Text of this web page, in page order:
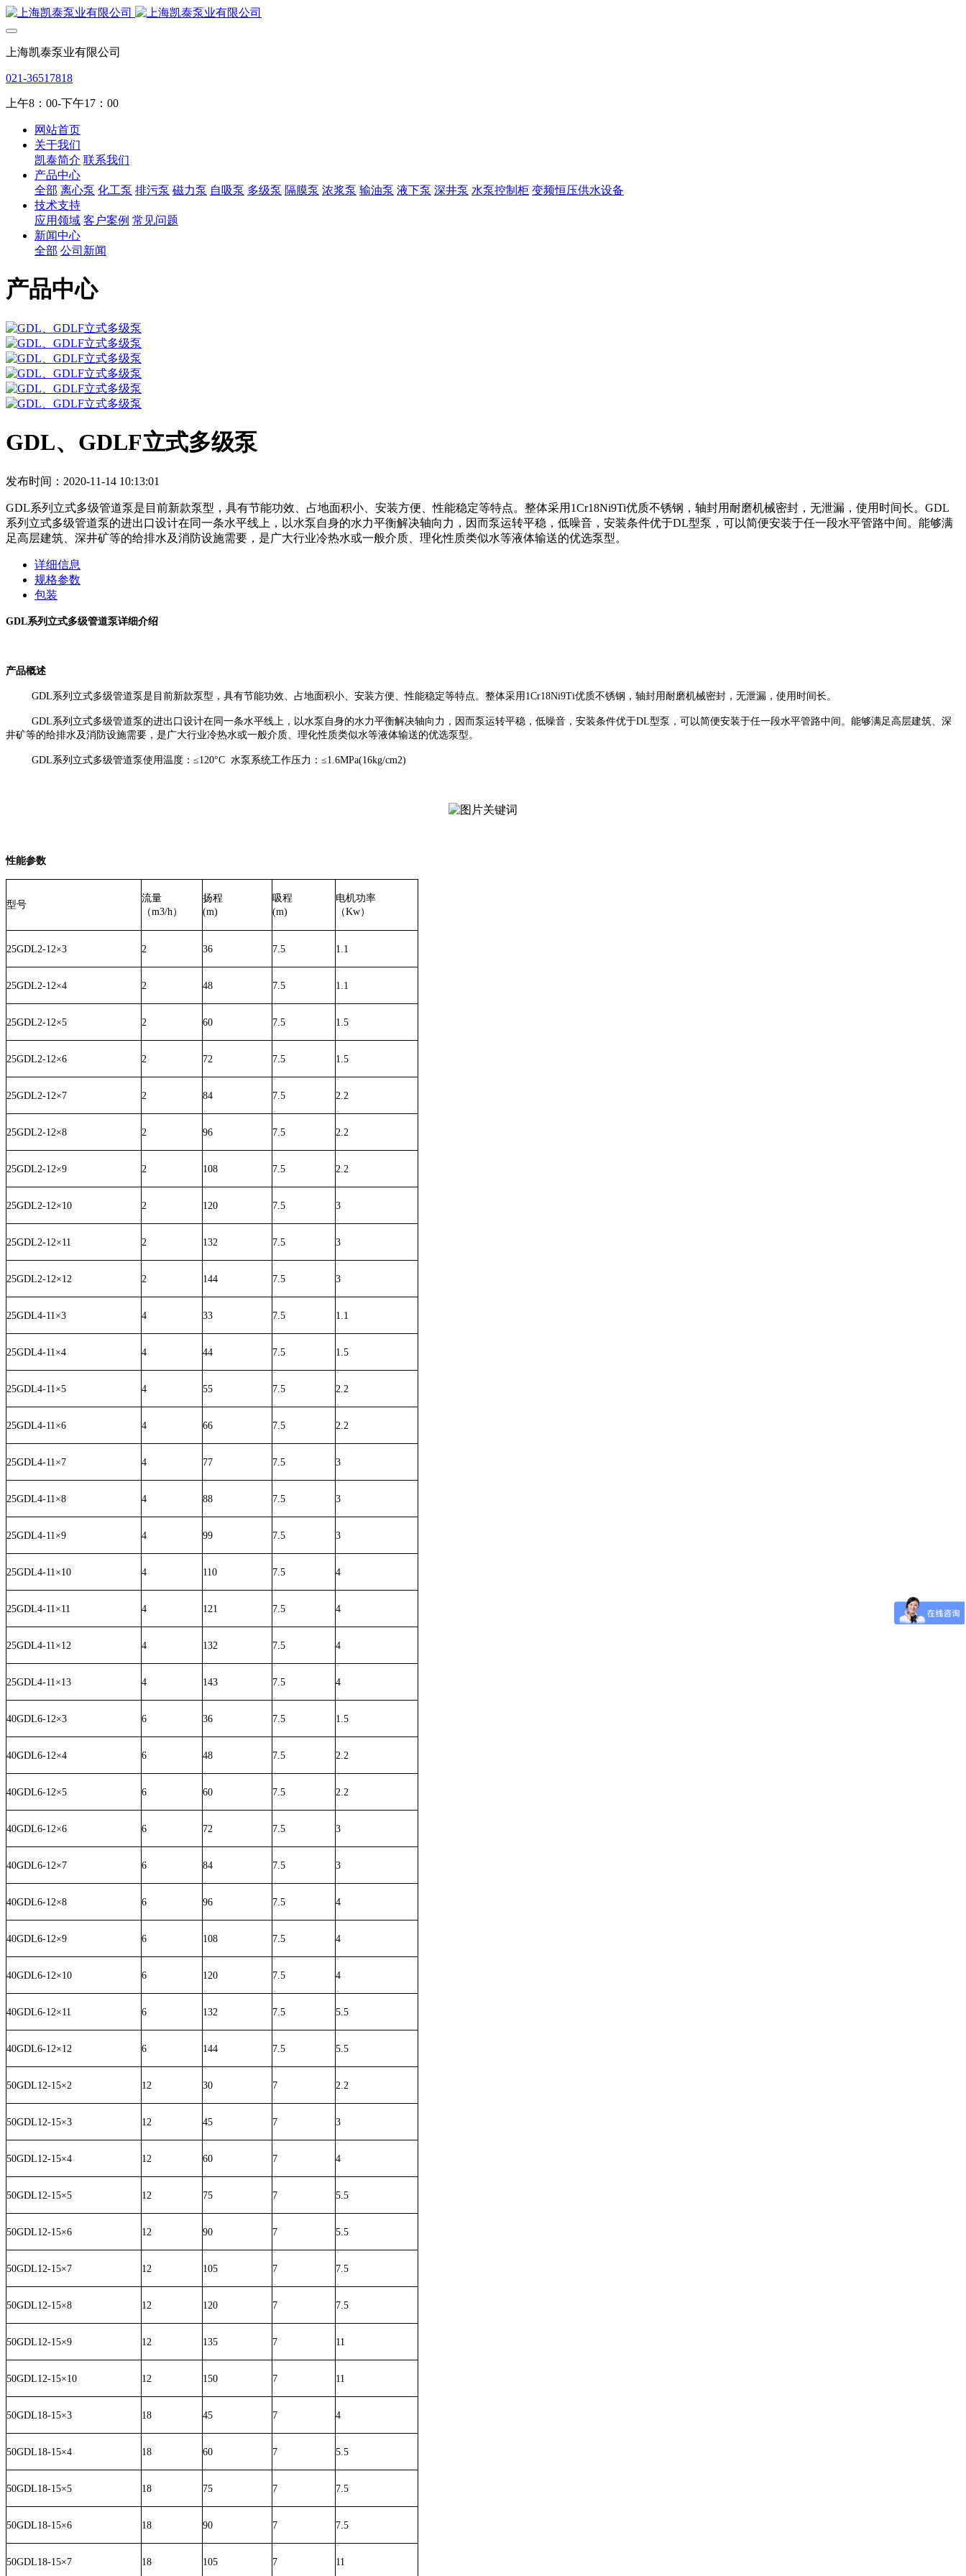
上海凯泰泵业有限公司
021-36517818
上午8：00-下午17：00
网站首页
关于我们
凯泰简介 联系我们
产品中心
全部 离心泵 化工泵 排污泵 磁力泵 自吸泵 多级泵 隔膜泵 浓浆泵 输油泵 液下泵 深井泵 水泵控制柜 变频恒压供水设备
技术支持
应用领域 客户案例 常见问题
新闻中心
全部 公司新闻
产品中心
GDL、GDLF立式多级泵
发布时间：2020-11-14 10:13:01
GDL系列立式多级管道泵是目前新款泵型，具有节能功效、占地面积小、安装方便、性能稳定等特点。整体采用1Cr18Ni9Ti优质不锈钢，轴封用耐磨机械密封，无泄漏，使用时间长。GDL
系列立式多级管道泵的进出口设计在同一条水平线上，以水泵自身的水力平衡解决轴向力，因而泵运转平稳，低噪音，安装条件优于DL型泵，可以简便安装于任一段水平管路中间。能够满
足高层建筑、深井矿等的给排水及消防设施需要，是广大行业冷热水或一般介质、理化性质类似水等液体输送的优选泵型。
详细信息
规格参数
包装
GDL系列立式多级管道泵详细介绍
产品概述
GDL 系列立式多级管道泵是 目前新款泵型，具有节能功效 、占地面积小、安装方便、性能稳定等特点。 整体采用1Cr18Ni9Ti优质不锈钢，轴封用耐磨机械密封，无泄漏，使用 时间长。
GDL 系列立式多级管道泵 的进出口设计在同一条水平线上， 以水泵自身的水力平衡解决轴向力，因而泵运转平稳，低噪音，安装条件优于DL型泵，可以简便安装于任一段水平管路中间。能够满足高层建筑、深
井矿等的给排水及消防设施需要，是广大行业冷热水或一般介质、理化性质类似水等液体输送的优选泵型。
GDL 系列立式多级管道泵使用温度： ≤1 20°C 水泵系统工作压力： ≤1.6MPa(16kg/cm2)
性能参数
型号
流量
（m3/h ）
扬程
(m)
吸程
(m)
电机功率
（Kw）
25GDL2-12×3 2 36 7.5 1.1
25GDL2-12×4 2 48 7.5 1.1
25GDL2-12×5 2 60 7.5 1.5
25GDL2-12×6 2 72 7.5 1.5
25GDL2-12×7 2 84 7.5 2.2
25GDL2-12×8 2 96 7.5 2.2
25GDL2-12×9 2 108 7.5 2.2
25GDL2-12×10 2 120 7.5 3
25GDL2-12×11 2 132 7.5 3
25GDL2-12×12 2 144 7.5 3
25GDL4-11×3 4 33 7.5 1.1
25GDL4-11×4 4 44 7.5 1.5
25GDL4-11×5 4 55 7.5 2.2
25GDL4-11×6 4 66 7.5 2.2
25GDL4-11×7 4 77 7.5 3
25GDL4-11×8 4 88 7.5 3
25GDL4-11×9 4 99 7.5 3
25GDL4-11×10 4 110 7.5 4
25GDL4-11×11 4 121 7.5 4
25GDL4-11×12 4 132 7.5 4
25GDL4-11×13 4 143 7.5 4
40GDL6-12×3 6 36 7.5 1.5
40GDL6-12×4 6 48 7.5 2.2
40GDL6-12×5 6 60 7.5 2.2
40GDL6-12×6 6 72 7.5 3
40GDL6-12×7 6 84 7.5 3
40GDL6-12×8 6 96 7.5 4
40GDL6-12×9 6 108 7.5 4
40GDL6-12×10 6 120 7.5 4
40GDL6-12×11 6 132 7.5 5.5
40GDL6-12×12 6 144 7.5 5.5
50GDL12-15×2 12 30 7 2.2
50GDL12-15×3 12 45 7 3
50GDL12-15×4 12 60 7 4
50GDL12-15×5 12 75 7 5.5
50GDL12-15×6 12 90 7 5.5
50GDL12-15×7 12 105 7 7.5
50GDL12-15×8 12 120 7 7.5
50GDL12-15×9 12 135 7 11
50GDL12-15×10 12 150 7 11
50GDL18-15×3 18 45 7 4
50GDL18-15×4 18 60 7 5.5
50GDL18-15×5 18 75 7 7.5
50GDL18-15×6 18 90 7 7.5
50GDL18-15×7 18 105 7 11